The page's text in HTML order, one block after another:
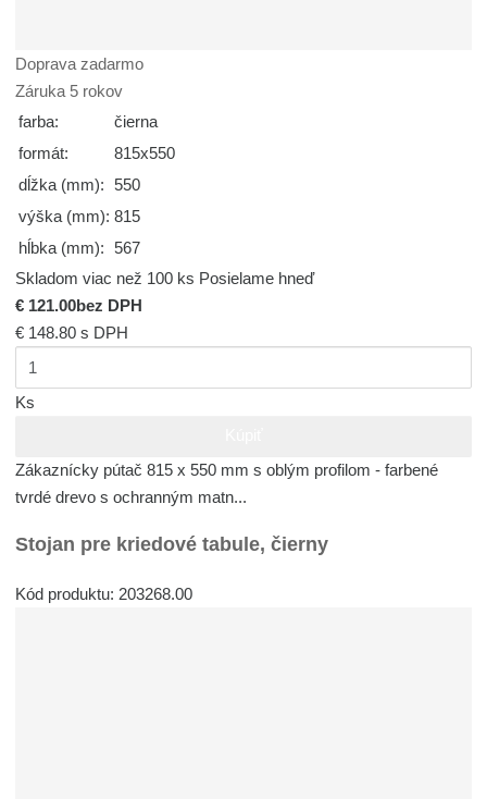
Doprava zadarmo
Záruka 5 rokov
farba:
čierna
formát:
815x550
dĺžka (mm): 550
výška (mm): 815
hĺbka (mm): 567
Skladom viac než 100 ks Posielame hneď
€ 121.00bez DPH
€ 148.80s DPH
Ks
Zákaznícky pútač 815 x 550 mm s oblým profilom - farbené
tvrdé drevo s ochranným matn...
Stojan pre kriedové tabule, čierny
Kód produktu: 203268.00